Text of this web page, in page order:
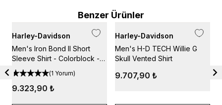
Benzer Ürünler
Harley-Davidson
Men's Iron Bond II Short
Sleeve Shirt - Colorblock -
Mood Indigo & Harley Black
(1 Yorum)
9.323,90 ₺
Harley-Davidson
Men's H-D TECH Willie G
Skull Vented Shirt
9.707,90 ₺